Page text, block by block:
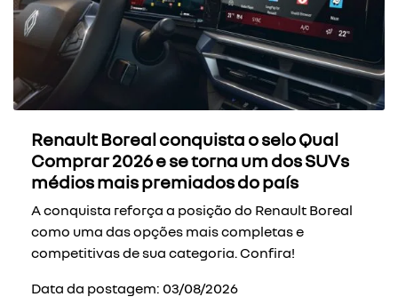
Renault Boreal conquista o selo Qual
Comprar 2026 e se torna um dos SUVs
médios mais premiados do país
A conquista reforça a posição do Renault Boreal
como uma das opções mais completas e
competitivas de sua categoria. Confira!
Data da postagem: 03/08/2026